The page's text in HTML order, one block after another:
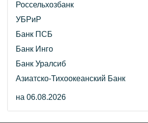
Россельхозбанк
УБРиР
Банк ПСБ
Банк Инго
Банк Уралсиб
Азиатско-Тихоокеанский Банк
на 06.08.2026